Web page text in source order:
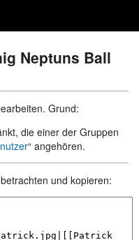
Neptuns Ball
Grund:
die einer der Gruppen
“ angehören.
und kopieren: